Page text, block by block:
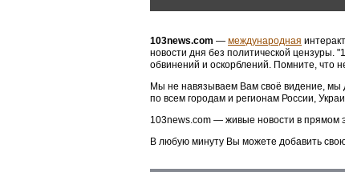
103news.com — международная
новости дня без политической цензуры.
обвинений и оскорблений. Помните, что
Мы не навязываем Вам своё видение, мы
по всем городам и регионам России,
103news.com — живые новости в прямом
В любую минуту Вы можете добавить